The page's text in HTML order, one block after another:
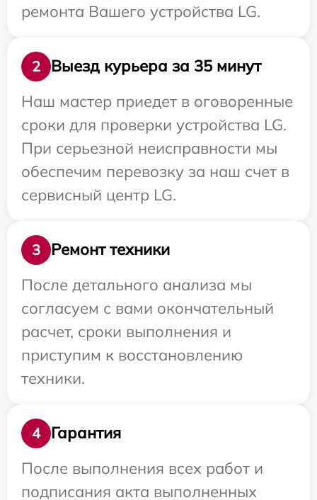
ремонта Вашего устройства LG.
2
Выезд курьера за 35 минут
Наш мастер приедет в оговоренные
сроки для проверки устройства LG.
При серьезной неисправности мы
обеспечим перевозку за наш счет в
сервисный центр LG.
3
Ремонт техники
После детального анализа мы
согласуем с вами окончательный
расчет, сроки выполнения и
приступим к восстановлению
техники.
4
Гарантия
После выполнения всех работ и
подписания акта выполненных